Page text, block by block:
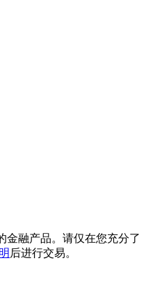
金融产品。请仅在您充分了
后进行交易。